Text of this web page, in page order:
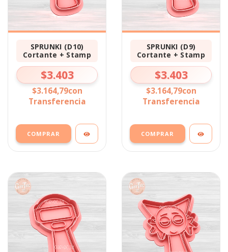
SPRUNKI (D10)
Cortante + Stamp
$3.403
$3.164,79con
Transferencia
COMPRAR
SPRUNKI (D9)
Cortante + Stamp
$3.403
$3.164,79con
Transferencia
COMPRAR